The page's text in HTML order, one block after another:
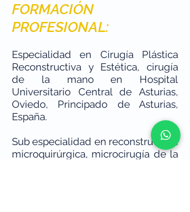
FORMACIÓN
PROFESIONAL:
Especialidad en Cirugía Plástica
Reconstructiva y Estética, cirugía
de la mano en Hospital
Universitario Central de Asturias,
Oviedo, Principado de Asturias,
España.
Sub especialidad en reconstrucción
microquirúrgica, microcirugía de la